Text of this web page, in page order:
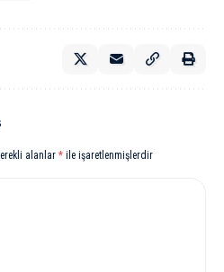
alanlar * ile işaretlenmişlerdir